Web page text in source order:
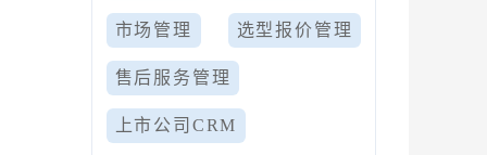
市场管理 选型报价管理
售后服务管理
上市公司CRM